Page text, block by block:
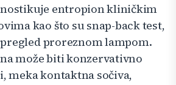
entropion kliničkim
kao što su snap-back test,
proreznom lampom.
može biti konzervativno
meka kontaktna sočiva,